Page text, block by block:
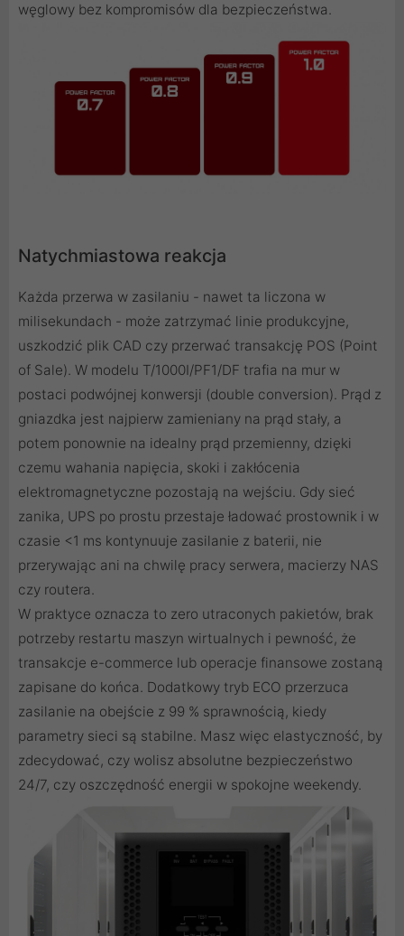
węglowy bez kompromisów dla bezpieczeństwa.
Natychmiastowa reakcja
Każda przerwa w zasilaniu - nawet ta liczona w
milisekundach - może zatrzymać linie produkcyjne,
uszkodzić plik CAD czy przerwać transakcję POS (Point
of Sale). W modelu T/1000I/PF1/DF trafia na mur w
postaci podwójnej konwersji (double conversion). Prąd z
gniazdka jest najpierw zamieniany na prąd stały, a
potem ponownie na idealny prąd przemienny, dzięki
czemu wahania napięcia, skoki i zakłócenia
elektromagnetyczne pozostają na wejściu. Gdy sieć
zanika, UPS po prostu przestaje ładować prostownik i w
czasie <1 ms kontynuuje zasilanie z baterii, nie
przerywając ani na chwilę pracy serwera, macierzy NAS
czy routera.
W praktyce oznacza to zero utraconych pakietów, brak
potrzeby restartu maszyn wirtualnych i pewność, że
transakcje e-commerce lub operacje finansowe zostaną
zapisane do końca. Dodatkowy tryb ECO przerzuca
zasilanie na obejście z 99 % sprawnością, kiedy
parametry sieci są stabilne. Masz więc elastyczność, by
zdecydować, czy wolisz absolutne bezpieczeństwo
24/7, czy oszczędność energii w spokojne weekendy.